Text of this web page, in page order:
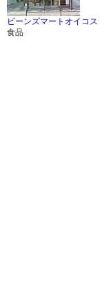
ビーンズマートオイコス
食品